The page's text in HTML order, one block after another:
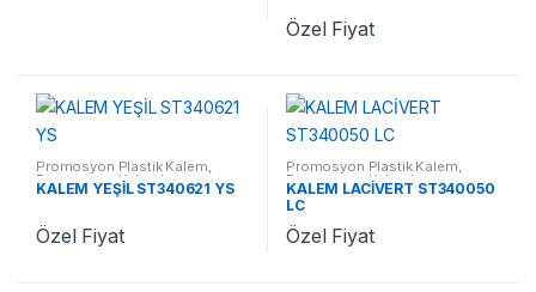
Özel Fiyat
Promosyon Plastik Kalem,
Promosyon Kalemler
KALEM YEŞİL ST340621 YS
Özel Fiyat
Promosyon Plastik Kalem,
Promosyon Kalemler
KALEM LACİVERT ST340050
LC
Özel Fiyat